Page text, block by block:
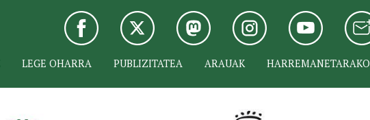
LEGE OHARRA PUBLIZITATEA ARAUAK HARREMANETARAKO